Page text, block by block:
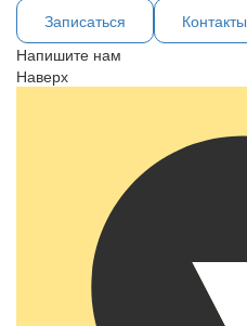
Записаться
Контакты
Напишите нам
Наверх